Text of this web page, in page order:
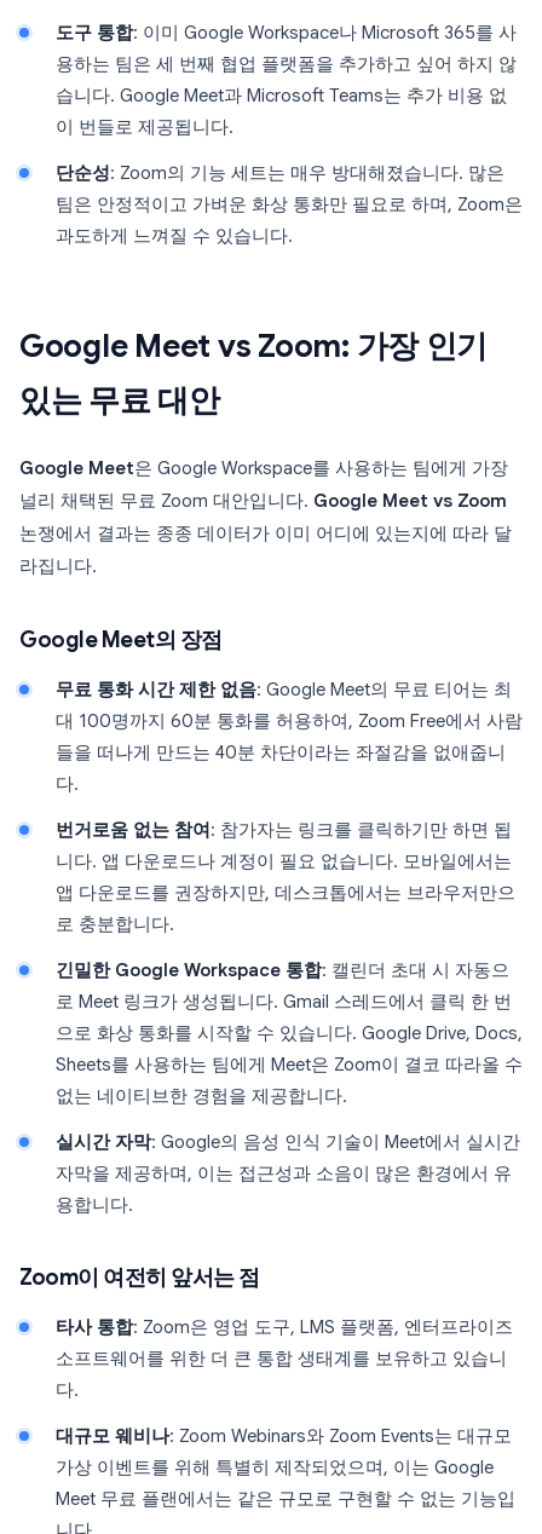
도구 통합: 이미 Google Workspace나 Microsoft 365를 사
용하는 팀은 세 번째 협업 플랫폼을 추가하고 싶어 하지 않
습니다. Google Meet과 Microsoft Teams는 추가 비용 없
이 번들로 제공됩니다.
단순성: Zoom의 기능 세트는 매우 방대해졌습니다. 많은
팀은 안정적이고 가벼운 화상 통화만 필요로 하며, Zoom은
과도하게 느껴질 수 있습니다.
Google Meet vs Zoom: 가장 인기
있는 무료 대안
Google Meet은 Google Workspace를 사용하는 팀에게 가장
널리 채택된 무료 Zoom 대안입니다. Google Meet vs Zoom
논쟁에서 결과는 종종 데이터가 이미 어디에 있는지에 따라 달
라집니다.
Google Meet의 장점
무료 통화 시간 제한 없음: Google Meet의 무료 티어는 최
대 100명까지 60분 통화를 허용하여, Zoom Free에서 사람
들을 떠나게 만드는 40분 차단이라는 좌절감을 없애줍니
다.
번거로움 없는 참여 : 참가자는 링크를 클릭하기만 하면 됩
니다. 앱 다운로드나 계정이 필요 없습니다. 모바일에서는
앱 다운로드를 권장하지만, 데스크톱에서는 브라우저만으
로 충분합니다.
긴밀한 Google Workspace 통합: 캘린더 초대 시 자동으
로 Meet 링크가 생성됩니다. Gmail 스레드에서 클릭 한 번
으로 화상 통화를 시작할 수 있습니다. Google Drive, Docs,
Sheets를 사용하는 팀에게 Meet은 Zoom이 결코 따라올 수
없는 네이티브한 경험을 제공합니다.
실시간 자막: Google의 음성 인식 기술이 Meet에서 실시간
자막을 제공하며, 이는 접근성과 소음이 많은 환경에서 유
용합니다.
Zoom이 여전히 앞서는 점
타사 통합: Zoom은 영업 도구, LMS 플랫폼, 엔터프라이즈
소프트웨어를 위한 더 큰 통합 생태계를 보유하고 있습니
다.
대규모 웨비나: Zoom Webinars와 Zoom Events는 대규모
가상 이벤트를 위해 특별히 제작되었으며, 이는 Google
Meet 무료 플랜에서는 같은 규모로 구현할 수 없는 기능입